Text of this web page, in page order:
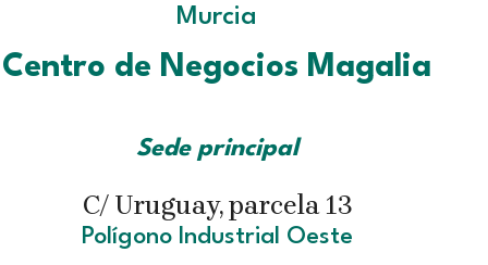
Murcia
Centro de Negocios Magalia
Sede principal
C/ Uruguay, parcela 13
Polígono Industrial Oeste